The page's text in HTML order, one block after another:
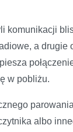
komunikacji
a drugie
w pobliżu.
albo